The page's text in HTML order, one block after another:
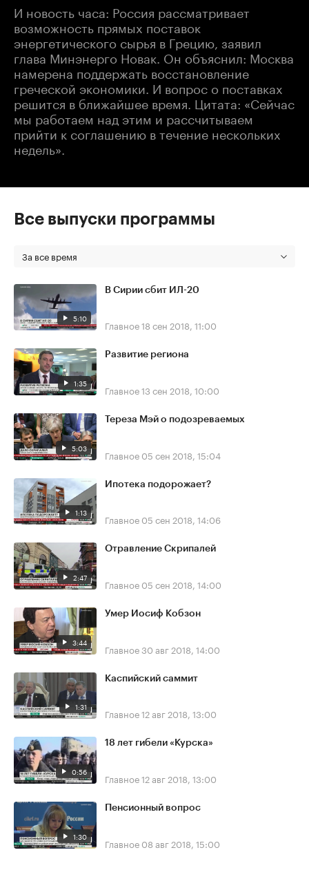
И новость часа: Россия рассматривает
возможность прямых поставок
энергетического сырья в Грецию, заявил
глава Минэнерго Новак. Он объяснил: Москва
намерена поддержать восстановление
греческой экономики. И вопрос о поставках
решится в ближайшее время. Цитата: «Сейчас
мы работаем над этим и рассчитываем
прийти к соглашению в течение нескольких
недель».
Все выпуски программы
За все время
5:10
В Сирии сбит ИЛ-20
Главное18 сен 2018, 11:00
1:35
Развитие региона
Главное13 сен 2018, 10:00
5:03
Тереза Мэй о подозреваемых
Главное 05 сен 2018, 15:04
1:13
Ипотека подорожает?
Главное 05 сен 2018, 14:06
2:47
Отравление Скрипалей
Главное 05 сен 2018, 14:00
3:44
Умер Иосиф Кобзон
Главное30 авг 2018, 14:00
1:31
Каспийский саммит
Главное12 авг 2018, 13:00
0:56
18 лет гибели «Курска»
Главное12 авг 2018, 13:00
1:30
Пенсионный вопрос
Главное 08 авг 2018, 15:00